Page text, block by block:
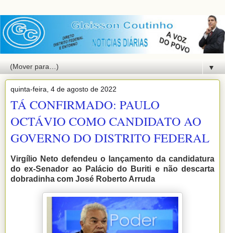
▼
quinta-feira, 4 de agosto de 2022
TÁ CONFIRMADO: PAULO
OCTÁVIO COMO CANDIDATO AO
GOVERNO DO DISTRITO FEDERAL
Virgílio Neto defendeu o lançamento da candidatura
do ex-Senador ao Palácio do Buriti e não descarta
dobradinha com José Roberto Arruda